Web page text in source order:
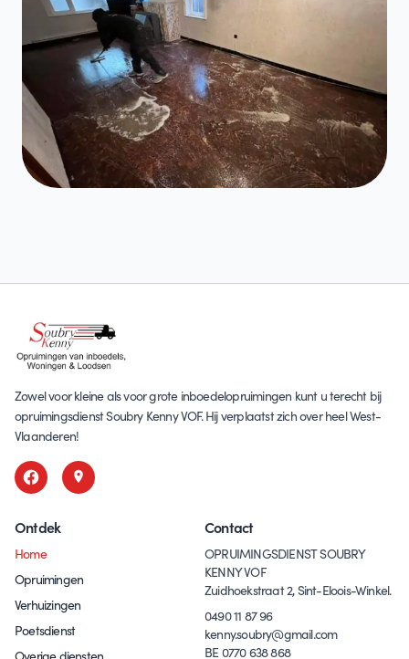
Zowel voor kleine als voor grote inboedelopruimingen kunt u terecht bij
opruimingsdienst Soubry Kenny VOF. Hij verplaatst zich over heel West-
Vlaanderen!
Ontdek
Home
Opruimingen
Verhuizingen
Poetsdienst
Contact
OPRUIMINGSDIENST SOUBRY
KENNY VOF
Zuidhoekstraat 2, Sint-Eloois-Winkel.
0490 11 87 96
kenny.soubry@gmail.com
BE 0770 638 868